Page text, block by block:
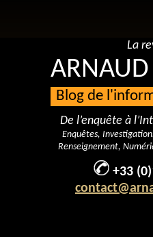
La
ARNAUD
Blog de
De l’enquête à
Enquêtes,
Renseignement,
+33